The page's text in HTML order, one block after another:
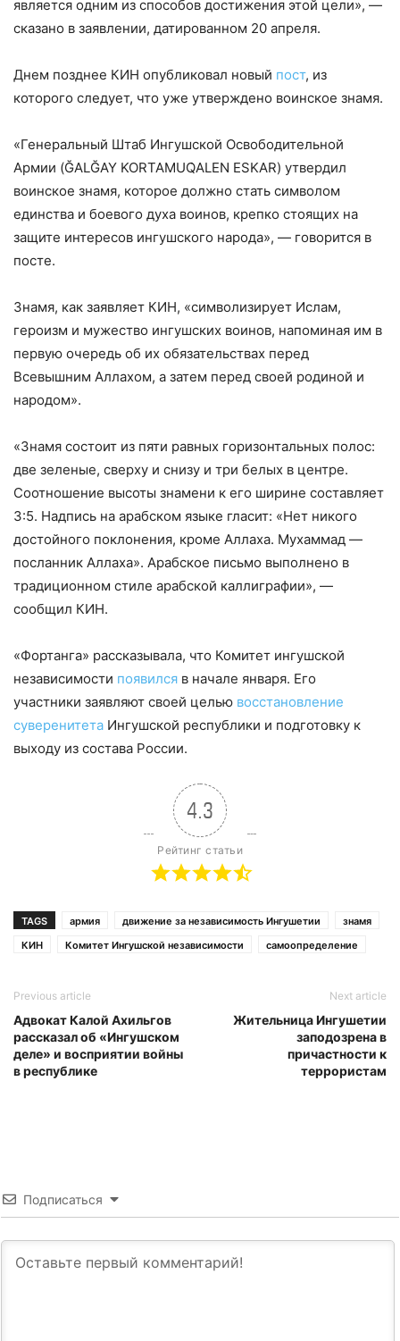
является одним из способов достижения этой цели», —
сказано в заявлении, датированном 20 апреля.
Днем позднее КИН опубликовал новый пост, из
которого следует, что уже утверждено воинское знамя.
«Генеральный Штаб Ингушской Освободительной
Армии (ĞALĞAY KORTAMUQ̇ALEN ESKAR) утвердил
воинское знамя, которое должно стать символом
единства и боевого духа воинов, крепко стоящих на
защите интересов ингушского народа», — говорится в
посте.
Знамя, как заявляет КИН, «символизирует Ислам,
героизм и мужество ингушских воинов, напоминая им в
первую очередь об их обязательствах перед
Всевышним Аллахом, а затем перед своей родиной и
народом».
«Знамя состоит из пяти равных горизонтальных полос:
две зеленые, сверху и снизу и три белых в центре.
Соотношение высоты знамени к его ширине составляет
3:5. Надпись на арабском языке гласит: «Нет никого
достойного поклонения, кроме Аллаха. Мухаммад —
посланник Аллаха». Арабское письмо выполнено в
традиционном стиле арабской каллиграфии», —
сообщил КИН.
«Фортанга» рассказывала, что Комитет ингушской
независимости появился в начале января. Его
участники заявляют своей целью восстановление
суверенитета Ингушской республики и подготовку к
выходу из состава России.
4.3
Рейтинг статьи
TAGS армия движение за независимость Ингушетии
знамя
КИН
Комитет Ингушской независимости самоопределение
Previous article
Адвокат Калой Ахильгов
рассказал об «Ингушском
деле» и восприятии войны
в республике
Next article
Жительница Ингушетии
заподозрена в
причастности к
террористам
Подписаться